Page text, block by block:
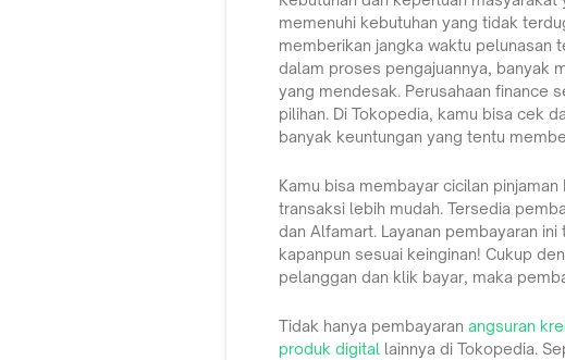
memenuhi kebutuhan yang tidak
memberikan jangka waktu pelunasan
dalam proses pengajuannya, banyak
yang mendesak. Perusahaan finance
pilihan. Di Tokopedia, kamu bisa cek
banyak keuntungan yang tentu
Kamu bisa membayar cicilan
transaksi lebih mudah. Tersedia
dan Alfamart. Layanan pembayaran
kapanpun sesuai keinginan! Cukup
pelanggan dan klik bayar, maka
Tidak hanya pembayaran angsuran
produk digital lainnya di Tokopedia.